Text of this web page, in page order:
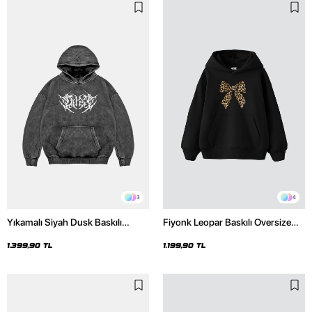
3
Yıkamalı Siyah Dusk Baskılı
1.399,90 TL
4
Fiyonk Leopar Baskılı Oversize
1.199,90 TL